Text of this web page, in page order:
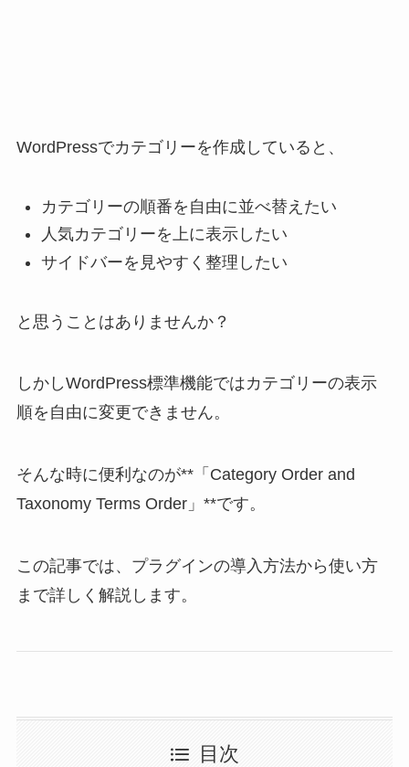
WordPressでカテゴリーを作成していると、
カテゴリーの順番を自由に並べ替えたい
人気カテゴリーを上に表示したい
サイドバーを見やすく整理したい
と思うことはありませんか？
しかしWordPress標準機能ではカテゴリーの表示
順を自由に変更できません。
そんな時に便利なのが**「Category Order and
Taxonomy Terms Order」**です。
この記事では、プラグインの導入方法から使い方
まで詳しく解説します。
目次